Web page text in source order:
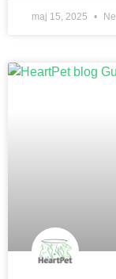
maj 15, 2025